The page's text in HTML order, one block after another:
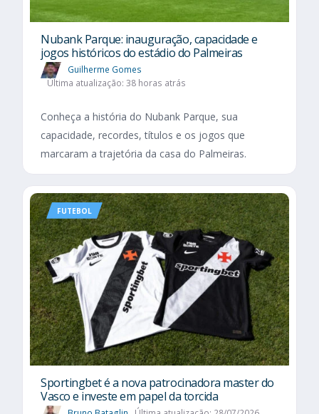
Nubank Parque: inauguração, capacidade e
jogos históricos do estádio do Palmeiras
Guilherme Gomes
Última atualização: 38 horas atrás
Conheça a história do Nubank Parque, sua
capacidade, recordes, títulos e os jogos que
marcaram a trajetória da casa do Palmeiras.
FUTEBOL
Sportingbet é a nova patrocinadora master do
Vasco e investe em papel da torcida